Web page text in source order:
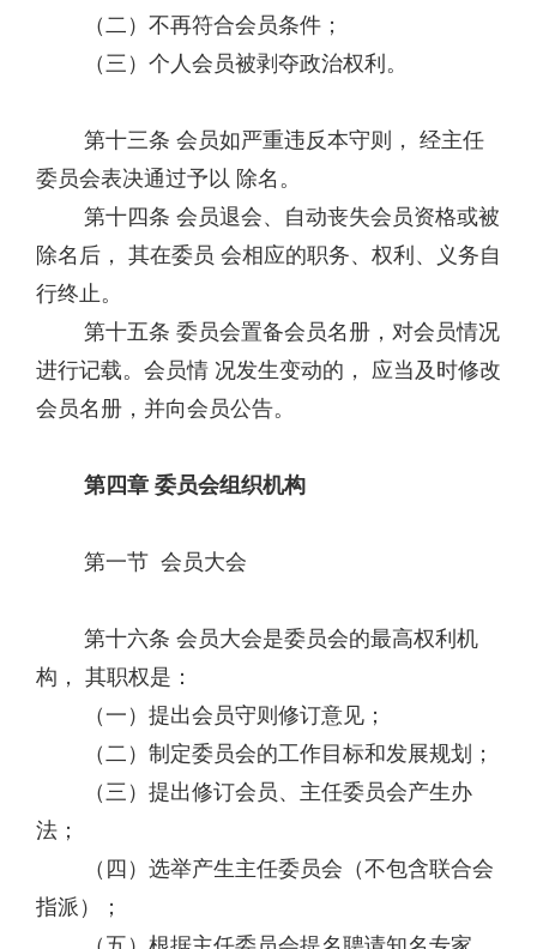
（二）不再符合会员条件；
（三）个人会员被剥夺政治权利。
第十三条 会员如严重违反本守则， 经主任
委员会表决通过予以 除名。
第十四条 会员退会、自动丧失会员资格或被
除名后， 其在委员 会相应的职务、权利、义务自
行终止。
第十五条 委员会置备会员名册，对会员情况
进行记载。会员情 况发生变动的， 应当及时修改
会员名册，并向会员公告。
第四章 委员会组织机构
第一节 会员大会
第十六条 会员大会是委员会的最高权利机
构， 其职权是：
（一）提出会员守则修订意见；
（二）制定委员会的工作目标和发展规划；
（三）提出修订会员、主任委员会产生办
法；
（四）选举产生主任委员会（不包含联合会
指派）；